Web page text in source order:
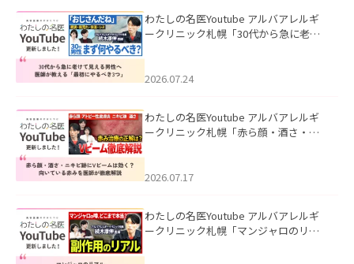
わたしの名医Youtube アルバアレルギ
ークリニック札幌「30代から急に老け
た。
2026.07.24
わたしの名医Youtube アルバアレルギ
ークリニック札幌「赤ら顔・酒さ・ニ
した。
2026.07.17
わたしの名医Youtube アルバアレルギ
ークリニック札幌「マンジャロのリア